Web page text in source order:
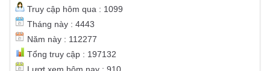
THỐNG KÊ TRUY CẬP
Truy cập hôm nay : 744
Truy cập hôm qua : 1099